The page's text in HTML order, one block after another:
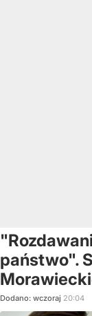
państwo".
Dodano: wczoraj 20:04